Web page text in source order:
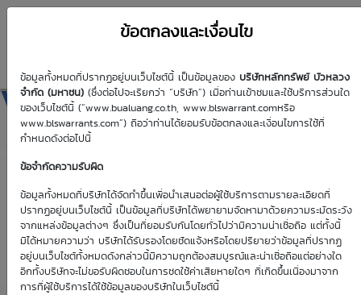
ข้อตกลงและเงื่อนไข
ข้อมูลทั้งหมดที่ปรากฏอยู่บนเว็บไซต์นี้ เป็นข้อมูลของ บริษัทหลักทรัพย์ บัวหลวง
จำกัด (มหาชน) (ซึ่งต่อไปจะเรียกว่า “บริษัท”) เมื่อท่านเข้าชมและใช้บริการส่วนใด
ของเว็บไซต์นี้ (“www.bualuang.co.th, www.blswarrant.comหรือ
www.blswarrants.com”) ถือว่าท่านได้ยอมรับข้อตกลงและเงื่อนไขการใช้ที่
กำหนดดังต่อไปนี้
ข้อจำกัดความรับผิด
ข้อมูลทั้งหมดที่บริษัทได้จัดทำขึ้นเพื่อนำเสนอต่อผู้ใช้บริการตามรายละเอียดที่
ปรากฏอยู่บนเว็บไซต์นี้ เป็นข้อมูลที่บริษัทได้พยายามจัดหามาด้วยความระมัดระวัง
จากแหล่งข้อมูลต่างๆ ซึ่งเป็นที่ยอมรับกันโดยทั่วไปว่ามีความน่าเชื่อถือ แต่ทั้งนี้
มิได้หมายความว่า บริษัทได้รับรองโดยชัดแจ้งหรือโดยปริยายว่าข้อมูลที่ปรากฏ
อยู่บนเว็บไซต์ทั้งหมดดังกล่าวนี้มีความถูกต้องสมบูรณ์และน่าเชื่อถือแต่อย่างใด
อีกทั้งบริษัทจะไม่ขอรับผิดชอบในการชดใช้ค่าเสียหายใดๆ ที่เกิดขึ้นเนื่องมาจาก
การที่ผู้ใช้บริการได้ใช้ข้อมูลของบริษัทในเว็บไซต์นี้
VGI01C2606A
วันซื้อขายวันแรก
1 ม.ค. 2513
8 ส.ค. 2569
วันซื้อขายวันสุดท้าย
1 ม.ค. 2513